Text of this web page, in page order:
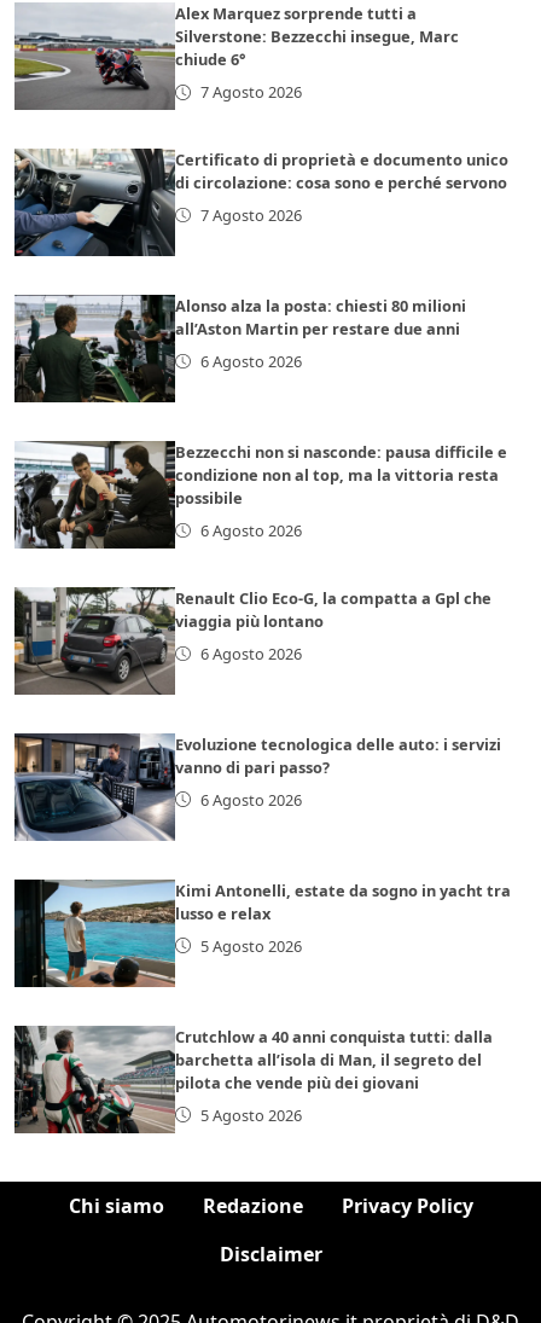
Alex Marquez sorprende tutti a
Silverstone: Bezzecchi insegue, Marc
chiude 6°
7 Agosto 2026
Certificato di proprietà e documento unico
di circolazione: cosa sono e perché servono
7 Agosto 2026
Alonso alza la posta: chiesti 80 milioni
all’Aston Martin per restare due anni
6 Agosto 2026
Bezzecchi non si nasconde: pausa difficile e
condizione non al top, ma la vittoria resta
possibile
6 Agosto 2026
Renault Clio Eco-G, la compatta a Gpl che
viaggia più lontano
6 Agosto 2026
Evoluzione tecnologica delle auto: i servizi
vanno di pari passo?
6 Agosto 2026
Kimi Antonelli, estate da sogno in yacht tra
lusso e relax
5 Agosto 2026
Crutchlow a 40 anni conquista tutti: dalla
barchetta all’isola di Man, il segreto del
pilota che vende più dei giovani
5 Agosto 2026
Chi siamo Redazione
Privacy Policy
Disclaimer